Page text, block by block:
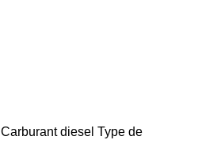
Carburant diesel Type de